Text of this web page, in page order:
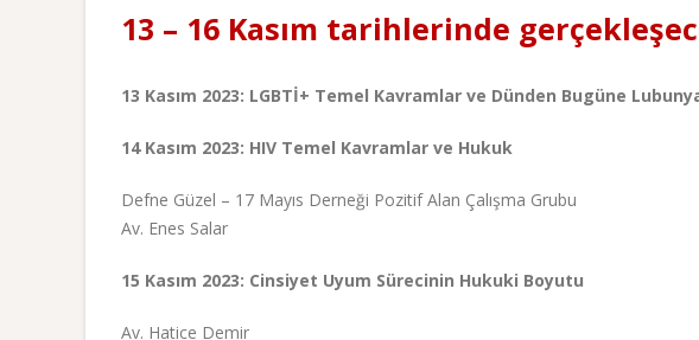
13 – 16 Kasım tarihlerinde
13 Kasım 2023: LGBTİ+ Temel Kavramlar ve Dünden Bugüne
14 Kasım 2023: HIV Temel Kavramlar ve Hukuk
Defne Güzel – 17 Mayıs Derneği Pozitif Alan Çalışma Grubu
Av. Enes Salar
15 Kasım 2023: Cinsiyet Uyum Sürecinin Hukuki Boyutu
Av. Hatice Demir